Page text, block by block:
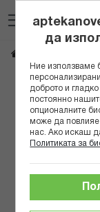
към
съдържанието
Преминете
края
галерията
да
Ние използваме
доброто и
постоянно
опционалните
може да повлияе
нас. Ако искаш
Политиката за